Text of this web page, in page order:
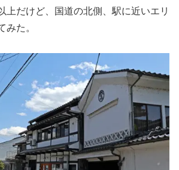
上だけど、国道の北側、駅に近いエリ
みた。